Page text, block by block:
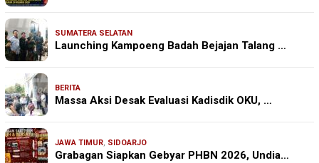
SUMATERA SELATAN
Launching Kampoeng Badah Bejajan Talang …
BERITA
Massa Aksi Desak Evaluasi Kadisdik OKU, …
JAWA TIMUR, SIDOARJO
Grabagan Siapkan Gebyar PHBN 2026, Undia…